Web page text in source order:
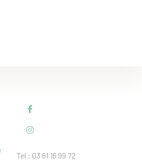
Tel : 03 61 16 99 72